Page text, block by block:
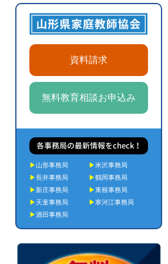
資料請求
無料教育相談お申込み
各事務局の最新情報をcheck！
▶ 山形事務局 ▶米沢事務局
▶長井事務局 ▶鶴岡事務局
▶ 新庄事務局 ▶東根事務局
▶ 天童事務局 ▶寒河江事務局
▶酒田事務局